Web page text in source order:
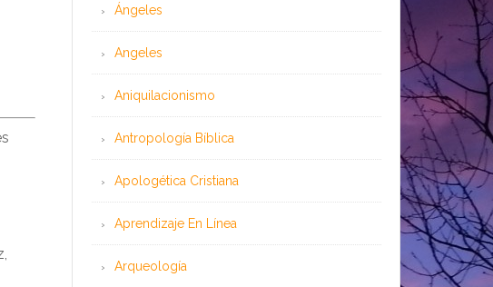
Ángeles
Angeles
Aniquilacionismo
Antropología Bíblica
Apologética Cristiana
Aprendizaje En Línea
Arqueología